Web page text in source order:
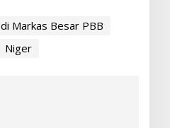
di Markas Besar PBB
Niger